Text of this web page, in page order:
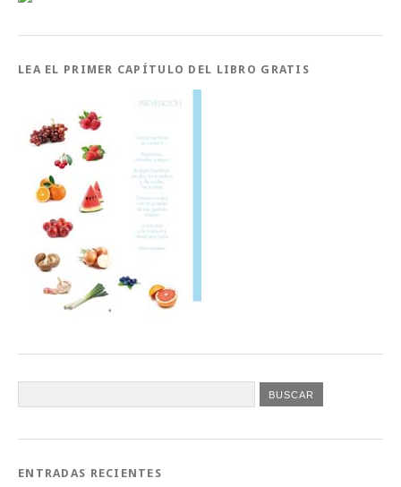
LEA EL PRIMER CAPÍTULO DEL LIBRO GRATIS
ENTRADAS RECIENTES